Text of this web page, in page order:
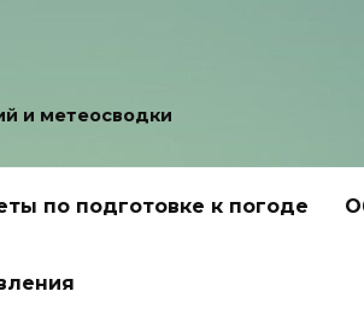
и метеосводки
по подготовке к погоде